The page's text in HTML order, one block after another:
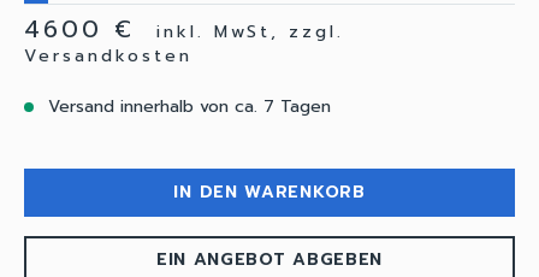
4600 €
inkl. MwSt, zzgl.
Versandkosten
Versand innerhalb von ca. 7 Tagen
IN DEN WARENKORB
EIN ANGEBOT ABGEBEN